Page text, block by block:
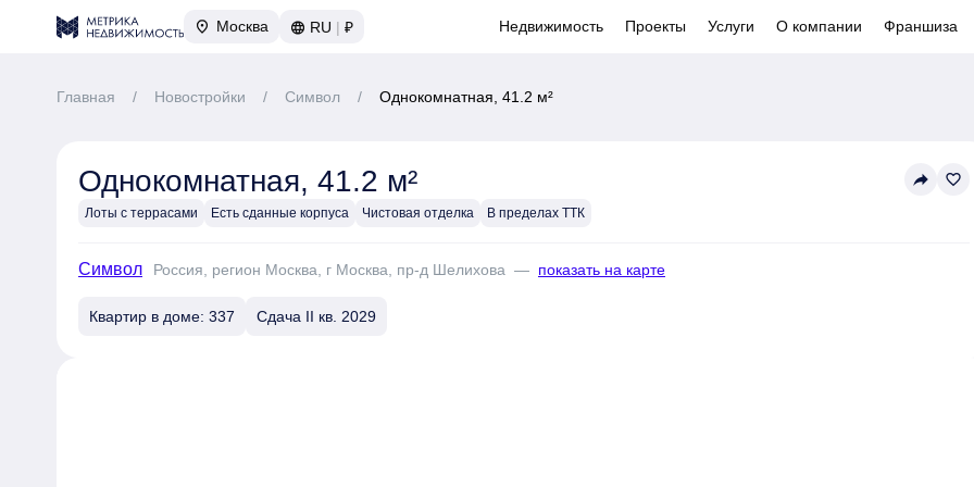
Москва RU | ₽ Недвижимость Проекты Услуги О компании Франшиза
Главная / Новостройки / Символ / Однокомнатная, 41.2 м²
Однокомнатная, 41.2 м²
Лоты с террасами Есть сданные корпуса Чистовая отделка В пределах ТТК
reply favorite_border
Символ Россия, регион Москва, г Москва, пр-д Шелихова — показать на карте
Квартир в доме: 337 Сдача II кв. 2029